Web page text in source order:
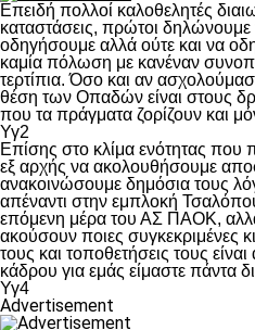
Επειδή πολλοί καλοθελητές
καταστάσεις, πρώτοι
οδηγήσουμε αλλά ούτε και να
καμία πόλωση με κανέναν
τερτίπια. Όσο και αν
θέση των Οπαδών είναι στους
που τα πράγματα ζορίζουν και
Υγ2
Επίσης στο κλίμα ενότητας που
εξ αρχής να ακολουθήσουμε
ανακοινώσουμε δημόσια τους
απέναντι στην εμπλοκή
επόμενη μέρα του ΑΣ ΠΑΟΚ,
ακούσουν ποιες συγκεκριμένες
τους και τοποθετήσεις τους
κάδρου για εμάς είμαστε πάντα
Υγ4
Advertisement